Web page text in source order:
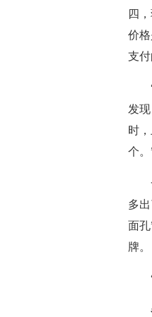
四
价
支付
“
发
时
个。
一
多
面
牌。
“